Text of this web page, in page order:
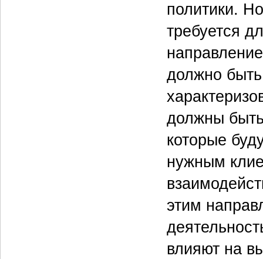
политики.
требуется
должно
должны
которые
нужным
этим
влияют на